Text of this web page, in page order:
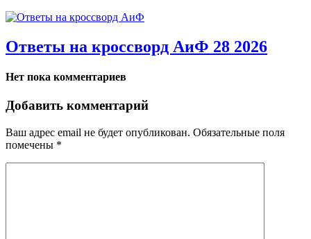
Ответы на кроссворд АиФ 28 2026
Нет пока комментариев
Добавить комментарий
Ваш адрес email не будет опубликован. Обязательные поля
помечены *